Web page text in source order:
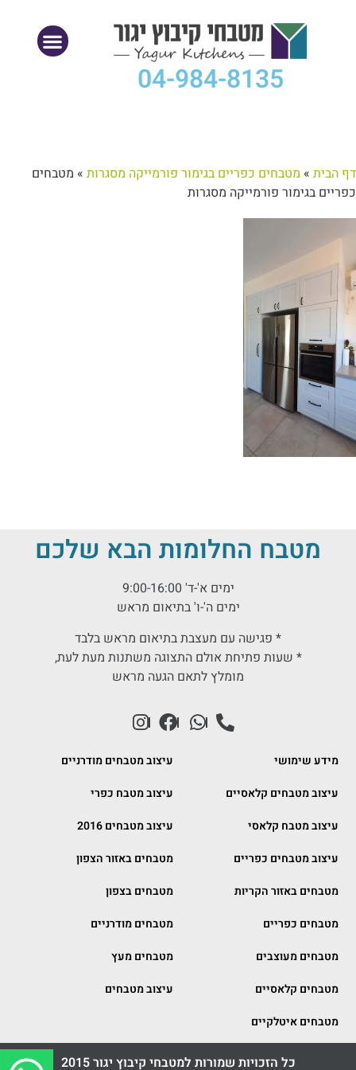
04-984-8135
דף הבית » מטבחים כפריים בגימור פורמייקה מסגרות » מטבחים
כפריים בגימור פורמייקה מסגרות
מטבח החלומות הבא שלכם
ימים א'-ד' 9:00-16:00
ימים ה'-ו' בתיאום מראש
* פגישה עם מעצבת בתיאום מראש בלבד
* שעות פתיחת אולם התצוגה משתנות מעת לעת,
מומלץ לתאם הגעה מראש
מידע שימושי
עיצוב מטבחים מודרניים
עיצוב מטבחים קלאסיים
עיצוב מטבח כפרי
עיצוב מטבח קלאסי
עיצוב מטבחים 2016
עיצוב מטבחים כפריים
מטבחים באזור הצפון
מטבחים באזור הקריות
מטבחים בצפון
מטבחים כפריים
מטבחים מודרניים
מטבחים מעוצבים
מטבחים מעץ
מטבחים קלאסיים
עיצוב מטבחים
מטבחים איטלקיים
כל הזכויות שמורות למטבחי קיבוץ יגור 2015